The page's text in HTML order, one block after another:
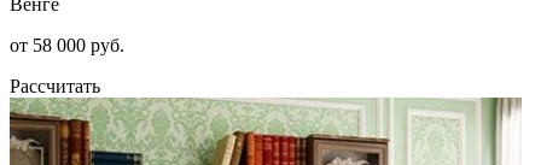
от 58 000 руб.
Рассчитать